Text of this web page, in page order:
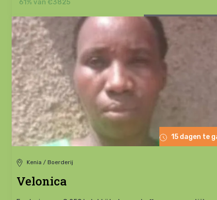
61% van €3825
15 dagen te
Kenia / Boerderij
Velonica